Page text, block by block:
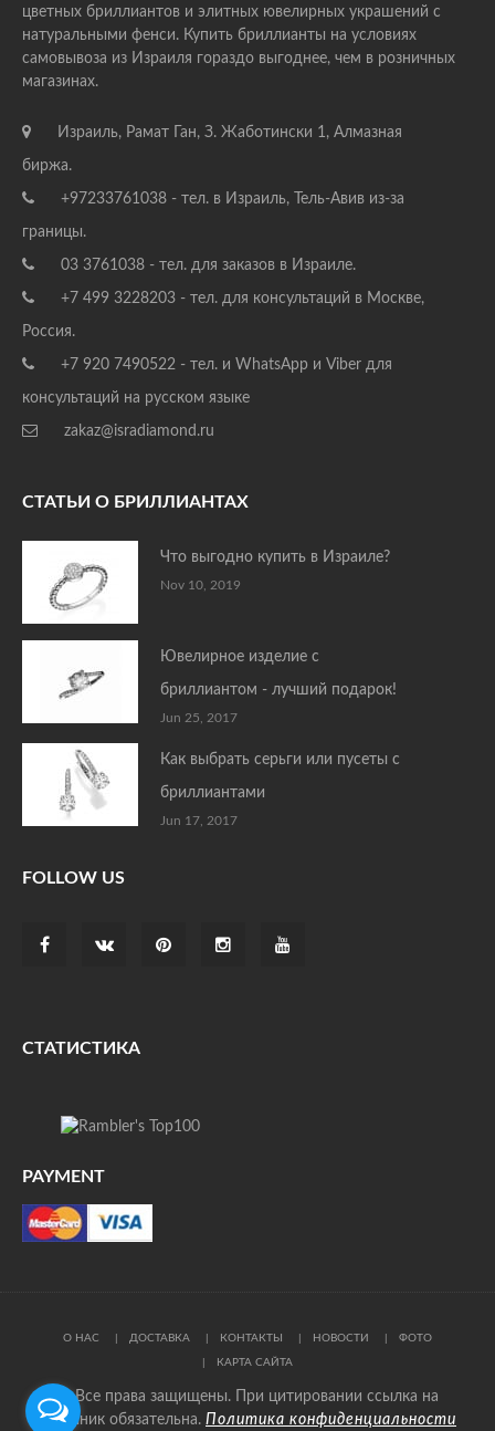
цветных бриллиантов и элитных ювелирных украшений с
натуральными фенси. Купить бриллианты на условиях
самовывоза из Израиля гораздо выгоднее, чем в розничных
магазинах.
Израиль, Рамат Ган, З. Жаботински 1, Алмазная
биржа.
+97233761038 - тел. в Израиль, Тель-Авив из-за
границы.
03 3761038 - тел. для заказов в Израиле.
+7 499 3228203 - тел. для консультаций в Москве,
Россия.
+7 920 7490522 - тел. и WhatsApp и Viber для
консультаций на русском языке
zakaz@isradiamond.ru
СТАТЬИ О БРИЛЛИАНТАХ
Что выгодно купить в Израиле?
Nov 10, 2019
Ювелирное изделие с
бриллиантом - лучший подарок!
Jun 25, 2017
Как выбрать серьги или пусеты с
бриллиантами
Jun 17, 2017
FOLLOW US
СТАТИСТИКА
PAYMENT
О НАС ДОСТАВКА КОНТАКТЫ НОВОСТИ ФОТО
КАРТА САЙТА
© Все права защищены. При цитировании ссылка на
источник обязательна. Политика конфиденциальности